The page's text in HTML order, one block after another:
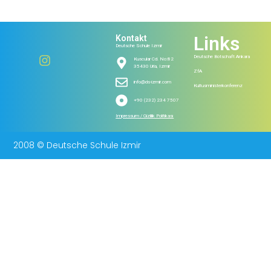
Kontakt
Deutsche Schule Izmir
Kuscular Cd. No:82
35430 Urla, Izmir
info@ds-izmir.com
+90 (232) 234 7507
Impressum / Gizlilik Politikası
Links
Deutsche Botschaft Ankara
ZfA
Kultusministerkonferenz
2008 © Deutsche Schule Izmir